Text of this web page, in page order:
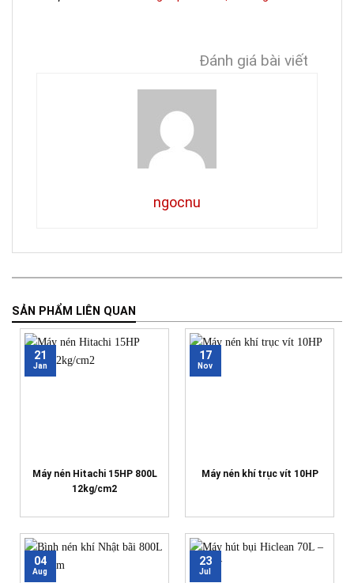
Đánh giá bài viết
ngocnu
SẢN PHẨM LIÊN QUAN
Máy nén Hitachi 15HP 800L
12kg/cm2
21
Jan
Máy nén khí trục vít 10HP
17
Nov
04
Aug
23
Jul